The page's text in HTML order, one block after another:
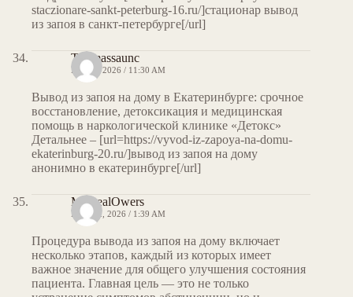
staczionare-sankt-peterburg-16.ru/]стационар вывод
из запоя в санкт-петербурге[/url]
Thomassaunc
MAY 8, 2026 / 11:30 AM
Вывод из запоя на дому в Екатеринбурге: срочное
восстановление, детоксикация и медицинская
помощь в наркологической клинике «Детокс»
Детальнее – [url=https://vyvod-iz-zapoya-na-domu-
ekaterinburg-20.ru/]вывод из запоя на дому
анонимно в екатеринбурге[/url]
MichealOwers
MAY 12, 2026 / 1:39 AM
Процедура вывода из запоя на дому включает
несколько этапов, каждый из которых имеет
важное значение для общего улучшения состояния
пациента. Главная цель — это не только